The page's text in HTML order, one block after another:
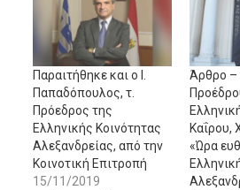
Παραιτήθηκε και ο Ι.
Παπαδόπουλος, τ.
Πρόεδρος της
Ελληνικής Κοινότητας
Αλεξανδρείας, από την
Κοινοτική Επιτροπή
15/11/2019
Άρθρο –
Καΐρου,
«Ώρα